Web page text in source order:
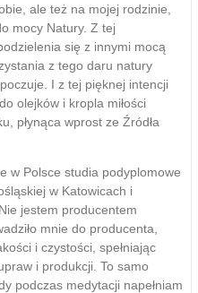
ale też na mojej rodzinie,
mocy Natury. Z tej
się z innymi mocą
z tego daru natury
I z tej pięknej intencji
olejków i kropla miłości
płynąca wprost ze Źródła
w Polsce studia podyplomowe
w Katowicach i
jestem producentem
mnie do producenta,
i czystości, spełniając
i produkcji. To samo
podczas medytacji napełniam